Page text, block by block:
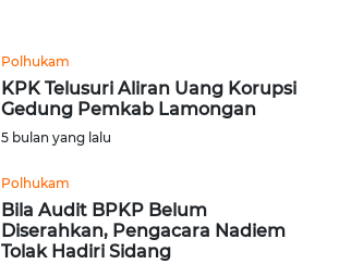
Polhukam
KPK Telusuri Aliran Uang Korupsi
Gedung Pemkab Lamongan
5 bulan yang lalu
Polhukam
Bila Audit BPKP Belum
Diserahkan, Pengacara Nadiem
Tolak Hadiri Sidang